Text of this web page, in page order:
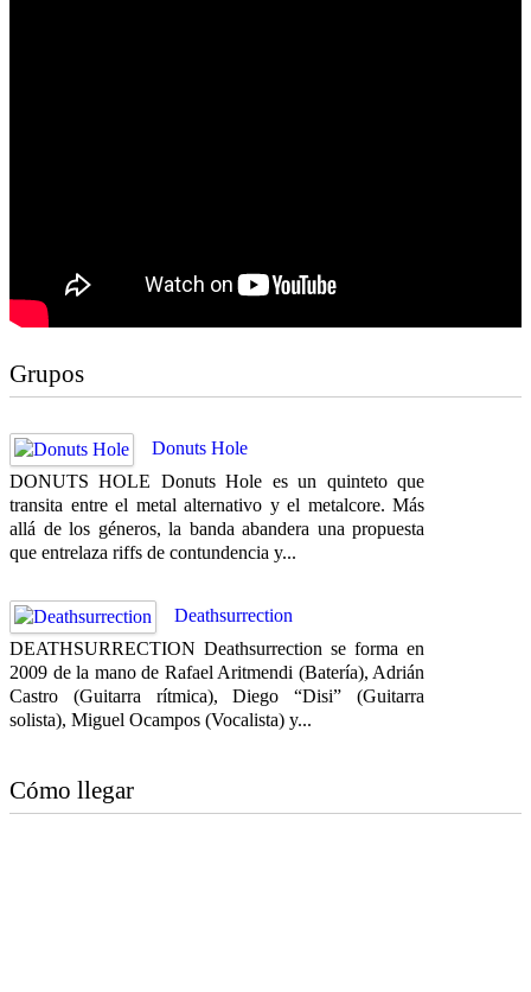
Grupos
Donuts Hole
DONUTS HOLE Donuts Hole es un quinteto que
transita entre el metal alternativo y el metalcore. Más
allá de los géneros, la banda abandera una propuesta
que entrelaza riffs de contundencia y...
Deathsurrection
DEATHSURRECTION Deathsurrection se forma en
2009 de la mano de Rafael Aritmendi (Batería), Adrián
Castro (Guitarra rítmica), Diego “Disi” (Guitarra
solista), Miguel Ocampos (Vocalista) y...
Cómo llegar